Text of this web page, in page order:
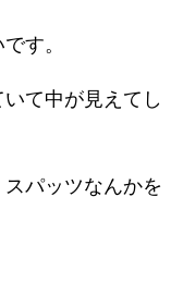
す。
て中が見えてし
パッツなんかを